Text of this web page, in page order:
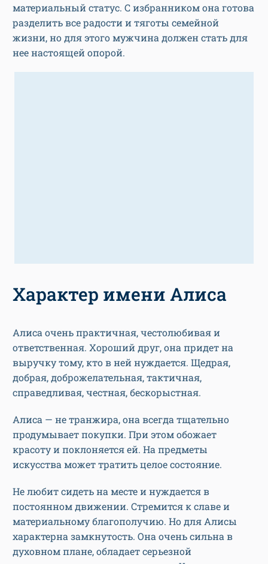
материальный статус. С избранником она готова
разделить все радости и тяготы семейной
жизни, но для этого мужчина должен стать для
нее настоящей опорой.
Характер имени Алиса
Алиса очень практичная, честолюбивая и
ответственная. Хороший друг, она придет на
выручку тому, кто в ней нуждается. Щедрая,
добрая, доброжелательная, тактичная,
справедливая, честная, бескорыстная.
Алиса — не транжира, она всегда тщательно
продумывает покупки. При этом обожает
красоту и поклоняется ей. На предметы
искусства может тратить целое состояние.
Не любит сидеть на месте и нуждается в
постоянном движении. Стремится к славе и
материальному благополучию. Но для Алисы
характерна замкнутость. Она очень сильна в
духовном плане, обладает серьезной